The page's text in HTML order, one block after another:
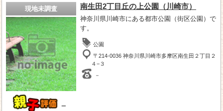
現地未調査
－
南生田2丁目丘の上公園（川崎市）
神奈川県川崎市にある都市公園（街区公園）で
す。
公園
〒214-0036 神奈川県川崎市多摩区南生田２丁目２
４−３
－